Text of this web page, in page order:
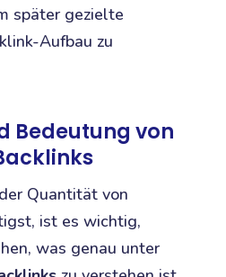
später gezielte
Aufbau zu
Bedeutung von
Quantität von
ist es wichtig,
was genau unter